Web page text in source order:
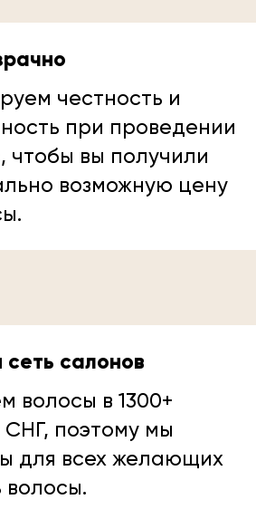
честность и
при проведении
чтобы вы получили
возможную цену
салонов
волосы в 1300+
СНГ, поэтому мы
для всех желающих
волосы.